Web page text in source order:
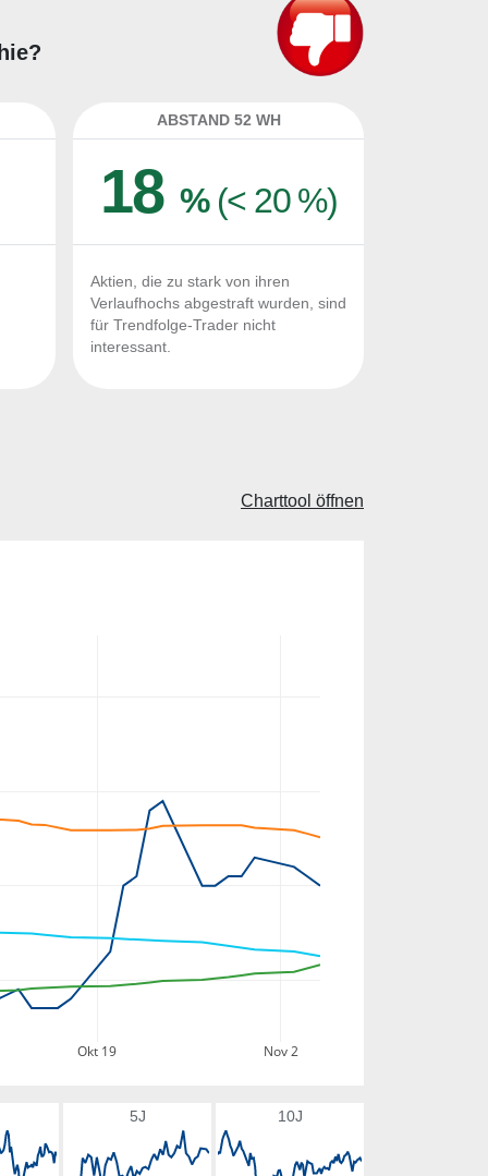
ABSTAND 52 WH
18% (< 20 %)
Aktien, die zu stark von ihren
Verlaufhochs abgestraft wurden, sind
für Trendfolge-Trader nicht
interessant.
Charttool öffnen
Okt 19 Nov 2
5J 10J